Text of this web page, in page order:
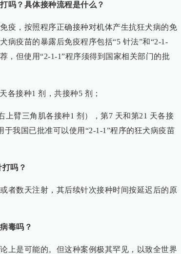
吗？具体接种流程是什么？
疫，按照程序正确接种对机体产生抗狂犬病的免
病疫苗的暴露后免疫程序包括“5 针法”和“2-1-
，但使用“2-1-1”程序须得到国家相关部门的批
各接种1 剂，共接种5 剂；
上臂三角肌各接种1 剂），第7 天和第21 天各接
我国已批准可以使用“2-1-1”程序的狂犬病疫苗
吗？
者数天注射，其后续针次接种时间按延迟后的原
毒吗？
上是可能的。但这种案例极其罕见，以致全世界